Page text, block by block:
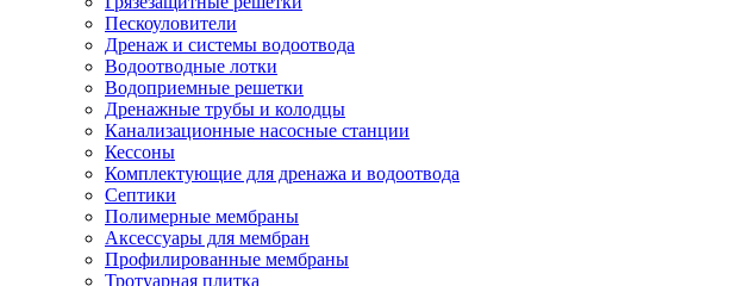
Пескоуловители
Дренаж и системы водоотвода
Водоотводные лотки
Водоприемные решетки
Дренажные трубы и колодцы
Канализационные насосные станции
Кессоны
Комплектующие для дренажа и водоотвода
Септики
Полимерные мембраны
Аксессуары для мембран
Профилированные мембраны
Тротуарная плитка